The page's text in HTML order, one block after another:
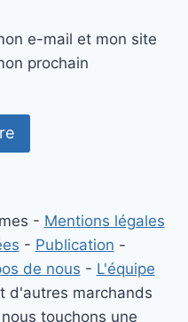
e-mail et mon site
prochain
- Mentions légales
- Publication -
de nous - L'équipe
d'autres marchands
touchons une